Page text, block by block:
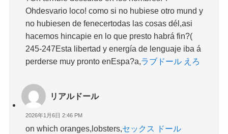
Ohdesvario loco! como si no hubiese otro mund y
no hubiesen de fenecertodas las cosas dél,asi
hacemos hincapie en lo que presto habrá fin?(
245-247Esta libertad y energía de lenguaje iba á
perderse muy pronto enEspa?a,ラブドール えろ
リアルドール
2026年1月6日 2:46 PM
on which oranges,lobsters,セックス ドール